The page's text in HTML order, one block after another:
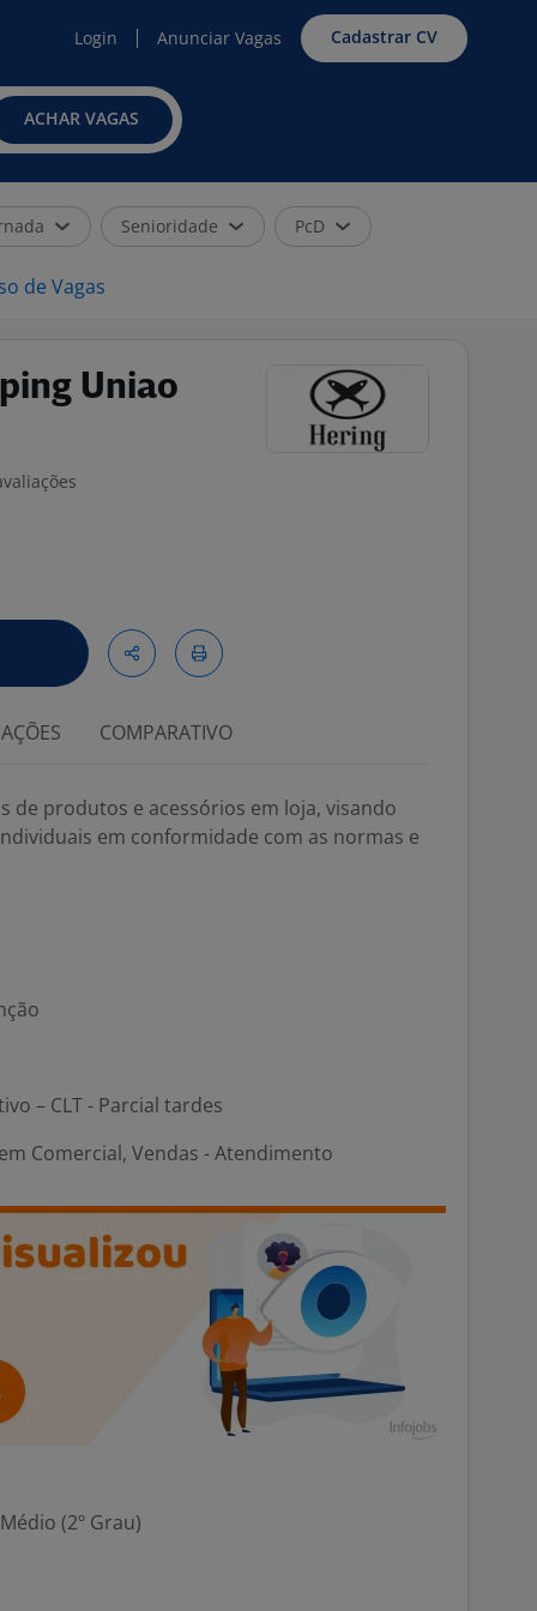
Login Anunciar Vagas Cadastrar CV
ACHAR VAGAS
Senioridade PcD
de Vagas
Uniao
COMPARATIVO
de produtos e acessórios em loja, visando
em conformidade com as normas e
– CLT - Parcial tardes
Comercial, Vendas - Atendimento
(2º Grau)